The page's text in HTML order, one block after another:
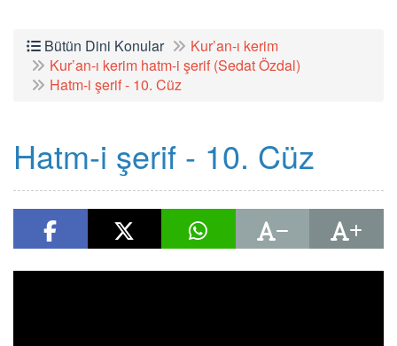
Bütün Dini Konular
Kur’an-ı kerim
Kur’an-ı kerim hatm-i şerif (Sedat Özdal)
Hatm-i şerif - 10. Cüz
Hatm-i şerif - 10. Cüz